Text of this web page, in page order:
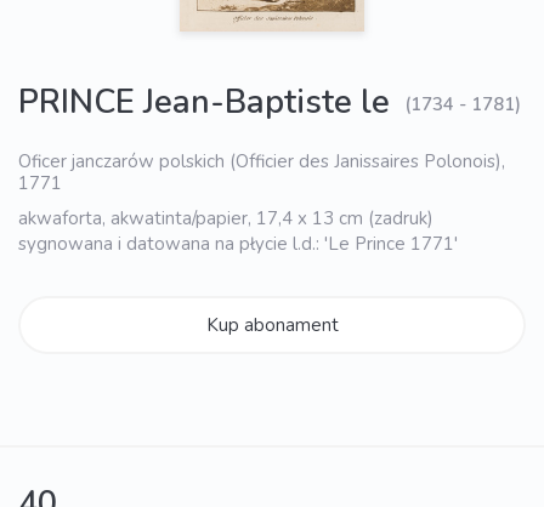
PRINCE Jean-Baptiste le (1734 - 1781)
Oficer janczarów polskich (Officier des Janissaires Polonois),
1771
akwaforta, akwatinta/papier, 17,4 x 13 cm (zadruk)
sygnowana i datowana na płycie l.d.: 'Le Prince 1771'
Kup abonament